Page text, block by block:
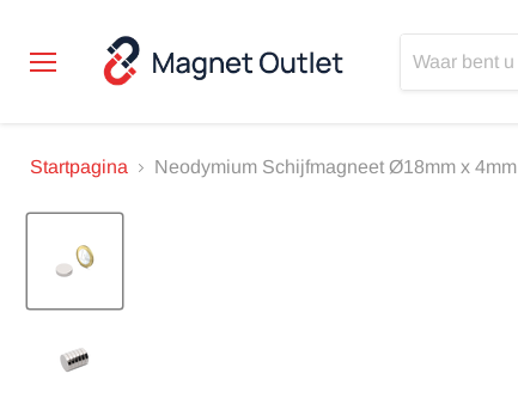
Startpagina Neodymium Schijfmagneet Ø18mm x 4mm